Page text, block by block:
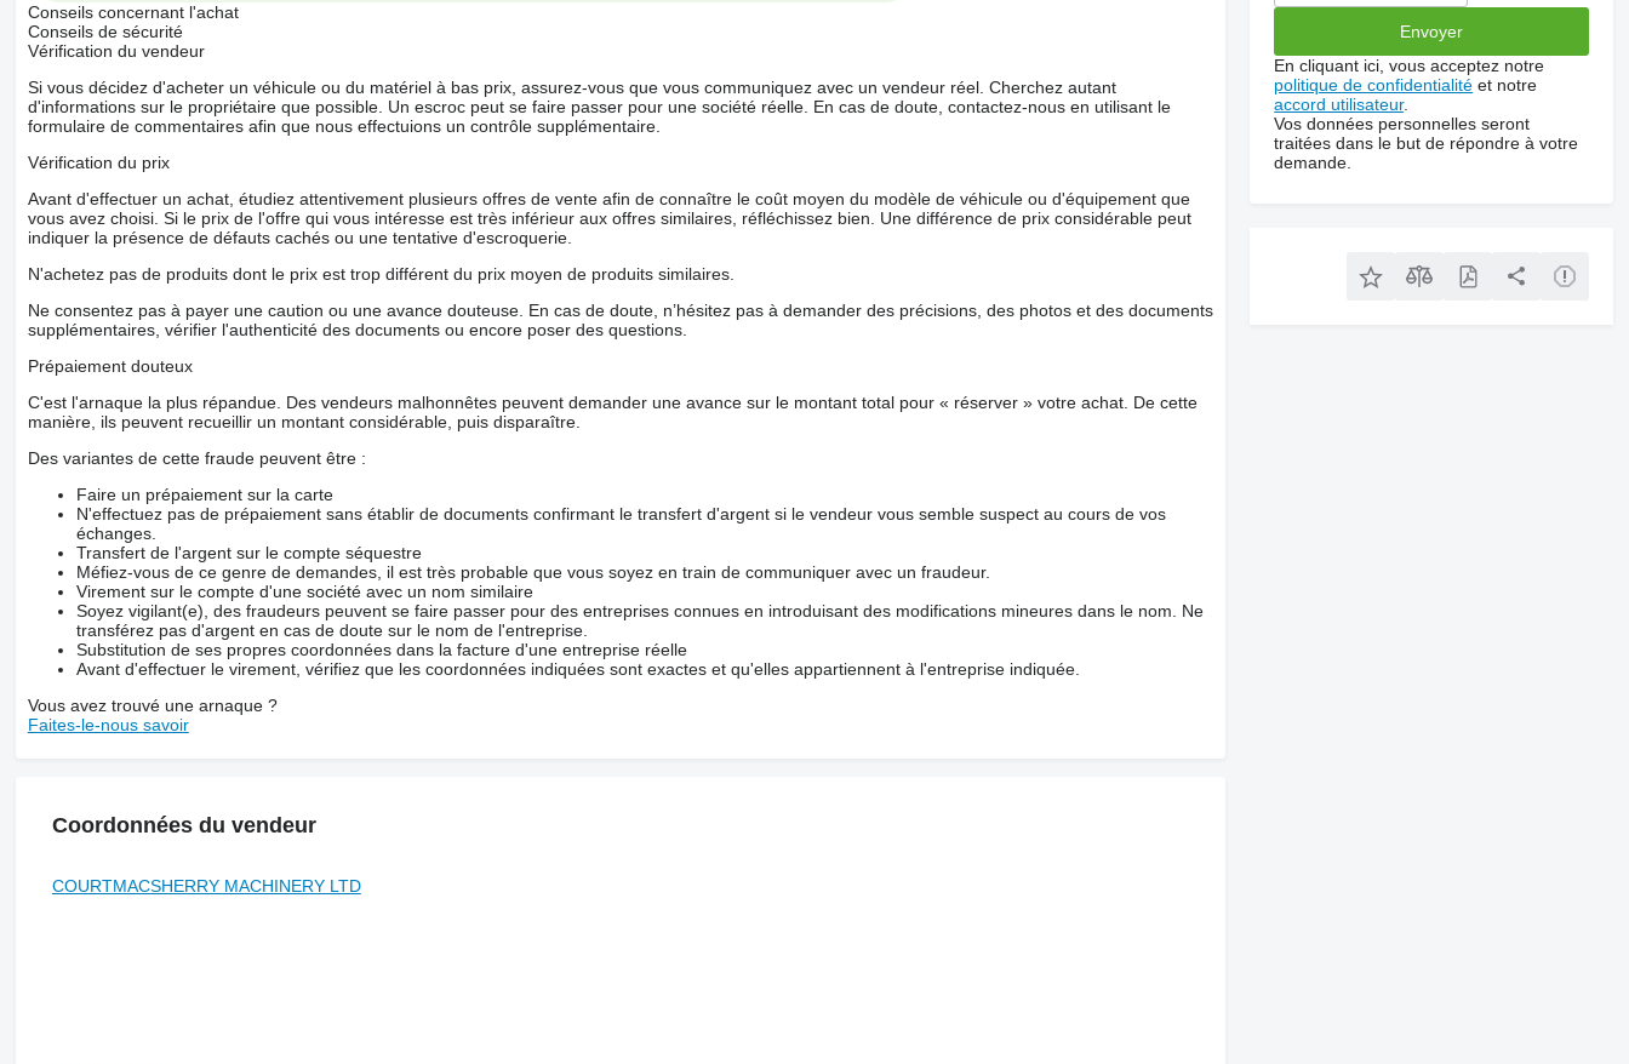
Conseils concernant l'achat
Conseils de sécurité
Vérification du vendeur
Si vous décidez d'acheter un véhicule ou du matériel à bas prix, assurez-vous que vous communiquez avec un vendeur réel. Cherchez autant
d'informations sur le propriétaire que possible. Un escroc peut se faire passer pour une société réelle. En cas de doute, contactez-nous en utilisant le
formulaire de commentaires afin que nous effectuions un contrôle supplémentaire.
Vérification du prix
Avant d'effectuer un achat, étudiez attentivement plusieurs offres de vente afin de connaître le coût moyen du modèle de véhicule ou d'équipement que
vous avez choisi. Si le prix de l'offre qui vous intéresse est très inférieur aux offres similaires, réfléchissez bien. Une différence de prix considérable peut
indiquer la présence de défauts cachés ou une tentative d'escroquerie.
N'achetez pas de produits dont le prix est trop différent du prix moyen de produits similaires.
Ne consentez pas à payer une caution ou une avance douteuse. En cas de doute, n’hésitez pas à demander des précisions, des photos et des documents
supplémentaires, vérifier l'authenticité des documents ou encore poser des questions.
Prépaiement douteux
C'est l'arnaque la plus répandue. Des vendeurs malhonnêtes peuvent demander une avance sur le montant total pour « réserver » votre achat. De cette
manière, ils peuvent recueillir un montant considérable, puis disparaître.
Des variantes de cette fraude peuvent être :
Faire un prépaiement sur la carte
N'effectuez pas de prépaiement sans établir de documents confirmant le transfert d'argent si le vendeur vous semble suspect au cours de vos
échanges.
Transfert de l'argent sur le compte séquestre
Méfiez-vous de ce genre de demandes, il est très probable que vous soyez en train de communiquer avec un fraudeur.
Virement sur le compte d'une société avec un nom similaire
Soyez vigilant(e), des fraudeurs peuvent se faire passer pour des entreprises connues en introduisant des modifications mineures dans le nom. Ne
transférez pas d'argent en cas de doute sur le nom de l'entreprise.
Substitution de ses propres coordonnées dans la facture d'une entreprise réelle
Avant d'effectuer le virement, vérifiez que les coordonnées indiquées sont exactes et qu'elles appartiennent à l'entreprise indiquée.
Vous avez trouvé une arnaque ?
Faites-le-nous savoir
Coordonnées du vendeur
COURTMACSHERRY MACHINERY LTD
En cliquant ici, vous acceptez notre
politique de confidentialité et notre
accord utilisateur.
Vos données personnelles seront
traitées dans le but de répondre à votre
demande.